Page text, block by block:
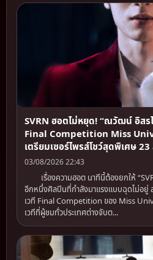
SVRN ฮอตไม่หยุด! “ณวัฒน์ อิสร
Final Competition Miss
เตรียมเซอร์ไพรส์โชว์สุดพิเศษ
03/08/2026 22:43
เรื่องความฮอต นาทีนี้ต้องยกให้
อีกหนึ่งศิลปินที่กำลังมาแรงแบบฉุดไม่อยู่
เวที Final Competition ของ Miss
เวทีที่ผู้ชมทั่วประเทศต่างจับต...